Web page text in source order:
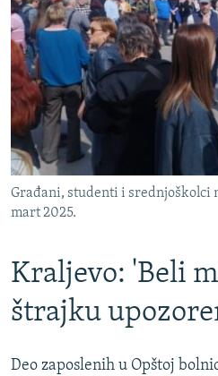
Građani, studenti i srednjoškolci
mart 2025.
Kraljevo: 'Beli
štrajku
Deo zaposlenih u Opštoj